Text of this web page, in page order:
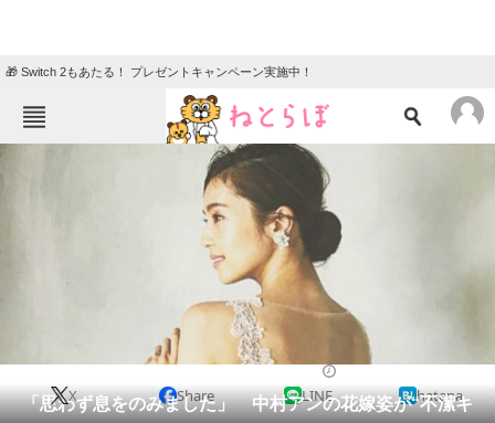
🎁 Switch 2もあたる！ プレゼントキャンペーン実施中！
クイズ
地域
教育・育児
リサーチ
会員記事
「思わず息をのみました」 中村アンの花嫁姿が“不潔キ
X Share LINE hatena